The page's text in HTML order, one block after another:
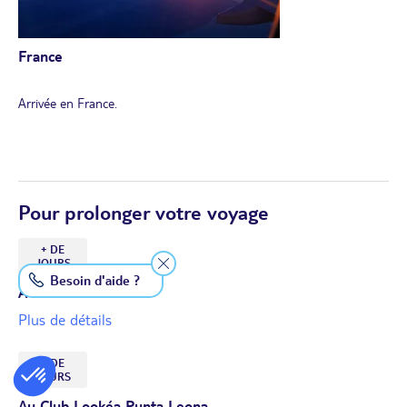
prévoyez un vol après 17h. A défaut, vos transferts pourraient ne
pas être assurés et vous pourriez ne pas pouvoir faire toutes les
visites et/ou profiter de tous les repas prévus, aucun
remboursement partiel ne sera possible.
France
Arrivée en France.
Pour prolonger votre voyage
+ DE
JOURS
À Tamarindo
Plus de détails
+ DE
JOURS
Besoin d'aide ?